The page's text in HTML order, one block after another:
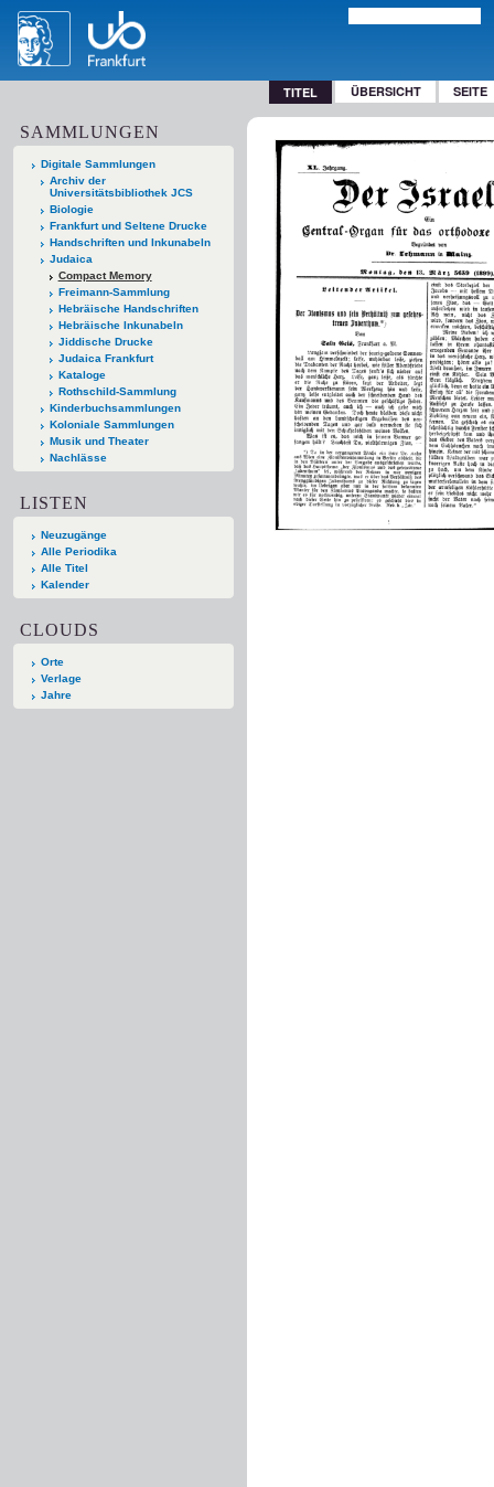
TITEL ÜBERSICHT SEITE
SAMMLUNGEN
Digitale Sammlungen
Archiv der
Universitätsbibliothek JCS
Biologie
Frankfurt und Seltene Drucke
Handschriften und Inkunabeln
Judaica
Compact Memory
Freimann-Sammlung
Hebräische Handschriften
Hebräische Inkunabeln
Jiddische Drucke
Judaica Frankfurt
Kataloge
Rothschild-Sammlung
Kinderbuchsammlungen
Koloniale Sammlungen
Musik und Theater
Nachlässe
LISTEN
Neuzugänge
Alle Periodika
Alle Titel
Kalender
CLOUDS
Orte
Verlage
Jahre